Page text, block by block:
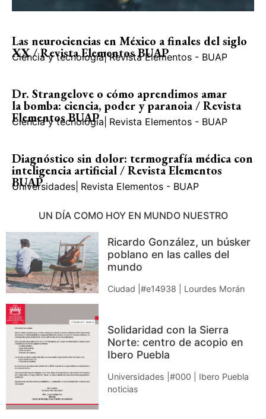
Las neurociencias en México a finales del siglo
XX / Revista Elementos BUAP
Ciencia y tecnología| Revista Elementos - BUAP
Dr. Strangelove o cómo aprendimos amar
la bomba: ciencia, poder y paranoia / Revista
Elementos BUAP
Ciencia y tecnología Revista Elementos - BUAP
Diagnóstico sin dolor: termografía médica con
inteligencia artificial / Revista Elementos
BUAP
Universidades Revista Elementos - BUAP
UN DÍA COMO HOY EN MUNDO NUESTRO
Ricardo González, un búsker
poblano en las calles del
mundo
Ciudad |#e14938 | Lourdes Morán
Solidaridad con la Sierra
Norte: centro de acopio en
Ibero Puebla
Universidades |#000 | Ibero Puebla
noticias